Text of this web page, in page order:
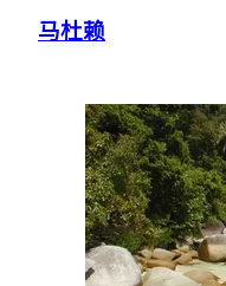
马杜赖